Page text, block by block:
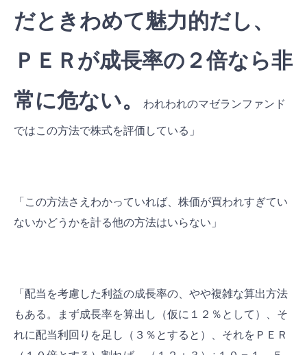
だときわめて魅力的だし、
ＰＥＲが成長率の２倍なら非
常に危ない。
われわれのマゼランファンド
ではこの方法で株式を評価している」
「この方法さえわかっていれば、株価が買われすぎてい
ないかどうかを計る他の方法はいらない」
「配当を考慮した利益の成長率の、やや複雑な算出方法
もある。まず成長率を算出し（仮に１２％として）、そ
れに配当利回りを足し（３％とすると）、それをＰＥＲ